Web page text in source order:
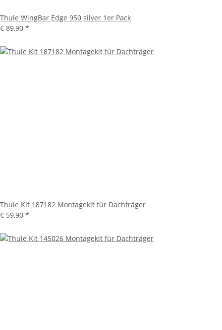
Thule WingBar Edge 950 silver 1er Pack
€ 89,90 *
Thule Kit 187182 Montagekit für Dachträger
€ 59,90 *